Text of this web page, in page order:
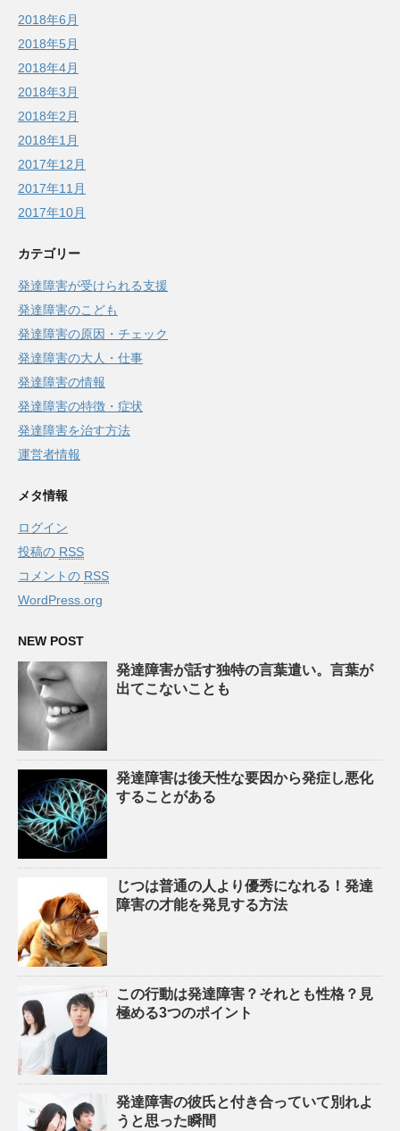
2018年6月
2018年5月
2018年4月
2018年3月
2018年2月
2018年1月
2017年12月
2017年11月
2017年10月
カテゴリー
発達障害が受けられる支援
発達障害のこども
発達障害の原因・チェック
発達障害の大人・仕事
発達障害の情報
発達障害の特徴・症状
発達障害を治す方法
運営者情報
メタ情報
ログイン
投稿の RSS
コメントの RSS
WordPress.org
NEW POST
発達障害が話す独特の言葉遣い。言葉が
出てこないことも
発達障害は後天性な要因から発症し悪化
することがある
じつは普通の人より優秀になれる！発達
障害の才能を発見する方法
この行動は発達障害？それとも性格？見
極める3つのポイント
発達障害の彼氏と付き合っていて別れよ
うと思った瞬間